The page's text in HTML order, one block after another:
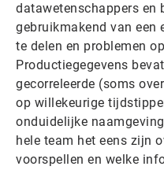
datawetenschappers en
gebruikmakend van een
te delen en problemen
Productiegegevens
gecorreleerde (soms
op willekeurige
onduidelijke
hele team het eens zijn
voorspellen en welke